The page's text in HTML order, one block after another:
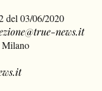
del 03/06/2020
news.it
Milano